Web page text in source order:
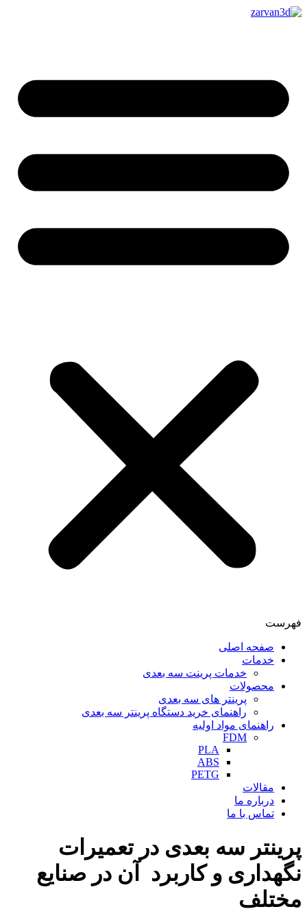
فهرست
صفحه اصلی
خدمات
خدمات پرینت سه بعدی
محصولات
پرینتر های سه بعدی
راهنمای خرید دستگاه پرینتر سه بعدی
راهنمای مواد اولیه
FDM
PLA
ABS
PETG
مقالات
درباره ما
تماس با ما
پرینتر سه بعدی در تعمیرات
نگهداری و کاربرد آن در صنایع
مختلف